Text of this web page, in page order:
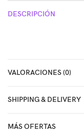
DESCRIPCIÓN
VALORACIONES (0)
SHIPPING & DELIVERY
MÁS OFERTAS